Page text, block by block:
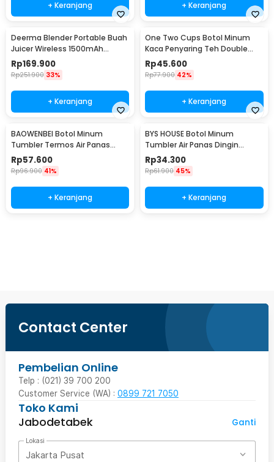
+ Keranjang + Keranjang
Deerma Blender Portable Buah
Juicer Wireless 1500mAh
400ml - DEM-NU05
Rp169.900
Rp251.900 33%
+ Keranjang
One Two Cups Botol Minum
Kaca Penyaring Teh Double
Wall 230ml - X9001
Rp45.600
Rp77.900 42%
+ Keranjang
BAOWENBEI Botol Minum
Tumbler Termos Air Panas
Dingin Stainless 500ml - A1A0
Rp57.600
Rp96.900 41%
+ Keranjang
BYS HOUSE Botol Minum
Tumbler Air Panas Dingin
Stainless Steel 380ml - TY204
Rp34.300
Rp61.900 45%
+ Keranjang
Contact Center
Pembelian Online
Telp : (021) 39 700 200
Customer Service (WA) : 0899 721 7050
Toko Kami
Jabodetabek
Ganti
Lokasi
Jakarta Pusat